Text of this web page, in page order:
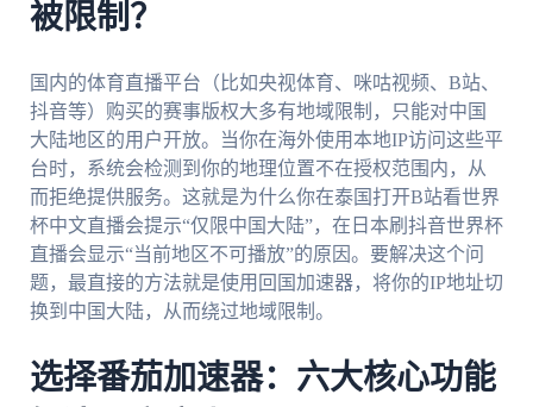
被限制？
国内的体育直播平台（比如央视体育、咪咕视频、B站、
抖音等）购买的赛事版权大多有地域限制，只能对中国
大陆地区的用户开放。当你在海外使用本地IP访问这些平
台时，系统会检测到你的地理位置不在授权范围内，从
而拒绝提供服务。这就是为什么你在泰国打开B站看世界
杯中文直播会提示“仅限中国大陆”，在日本刷抖音世界杯
直播会显示“当前地区不可播放”的原因。要解决这个问
题，最直接的方法就是使用回国加速器，将你的IP地址切
换到中国大陆，从而绕过地域限制。
选择番茄加速器：六大核心功能